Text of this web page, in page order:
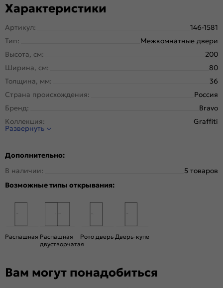
Характеристики
Артикул:
146-1581
Тип:
Межкомнатные двери
Высота, см:
200
Ширина, см:
80
Толщина, мм:
36
Страна происхождения:
Россия
Бренд:
Bravo
Коллекция:
Graffiti
Стиль:
Система открывания:
Конструкция двери:
Каркасно-щитовая
Цвет:
Общий цвет:
Поверхность:
Гладкая, приятная на ощупь
Подходит под двухстворчатый проём:
Развернуть
Дополнительно:
В наличии:
5 товаров
Возможные типы открывания:
Распашная Распашная
двустворчатая
Рото дверь Дверь-купе
Вам могут понадобиться